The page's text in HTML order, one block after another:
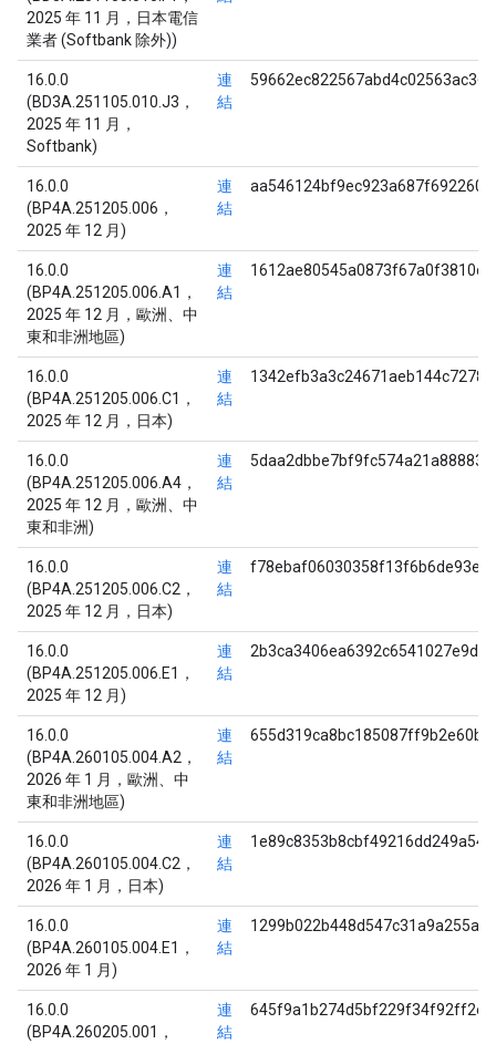
2025 年 11 月，日本電信
業者 (Softbank 除外))
16.0.0
(BD3A.251105.010.J3，
2025 年 11 月，
Softbank)
連
結
16.0.0
(BP4A.251205.006，
2025 年 12 月)
連
結
16.0.0
(BP4A.251205.006.A1，
2025 年 12 月，歐洲、中
東和非洲地區)
連
結
16.0.0
(BP4A.251205.006.C1，
2025 年 12 月，日本)
連
結
16.0.0
(BP4A.251205.006.A4，
2025 年 12 月，歐洲、中
東和非洲)
連
結
16.0.0
(BP4A.251205.006.C2，
2025 年 12 月，日本)
連
結
16.0.0
(BP4A.251205.006.E1，
2025 年 12 月)
連
結
16.0.0
(BP4A.260105.004.A2，
2026 年 1 月，歐洲、中
東和非洲地區)
連
結
16.0.0
(BP4A.260105.004.C2，
2026 年 1 月，日本)
連
結
16.0.0
(BP4A.260105.004.E1，
2026 年 1 月)
連
結
16.0.0
(BP4A.260205.001，
連
結